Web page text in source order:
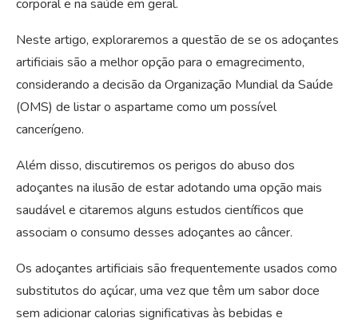
corporal e na saúde em geral.
Neste artigo, exploraremos a questão de se os adoçantes
artificiais são a melhor opção para o emagrecimento,
considerando a decisão da Organização Mundial da Saúde
(OMS) de listar o aspartame como um possível
cancerígeno.
Além disso, discutiremos os perigos do abuso dos
adoçantes na ilusão de estar adotando uma opção mais
saudável e citaremos alguns estudos científicos que
associam o consumo desses adoçantes ao câncer.
Os adoçantes artificiais são frequentemente usados como
substitutos do açúcar, uma vez que têm um sabor doce
sem adicionar calorias significativas às bebidas e